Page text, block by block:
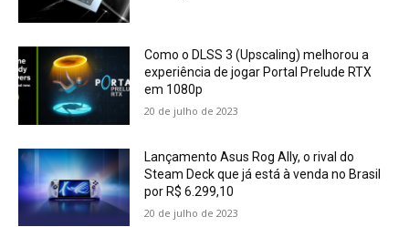
Como o DLSS 3 (Upscaling) melhorou a
experiência de jogar Portal Prelude RTX
em 1080p
20 de julho de 2023
Lançamento Asus Rog Ally, o rival do
Steam Deck que já está à venda no Brasil
por R$ 6.299,10
20 de julho de 2023